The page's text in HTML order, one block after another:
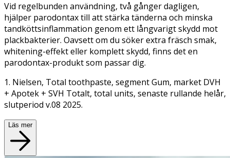
Vid regelbunden användning, två gånger dagligen,
hjälper parodontax till att stärka tänderna och minska
tandköttsinflammation genom ett långvarigt skydd mot
plackbakterier.​ Oavsett om du söker extra fräsch smak,
whitening-effekt eller komplett skydd, finns det en
parodontax-produkt som passar dig.
1. Nielsen, Total toothpaste, segment Gum, market DVH
+ Apotek + SVH Totalt, total units, senaste rullande helår,
slutperiod v.08 2025.
Läs mer